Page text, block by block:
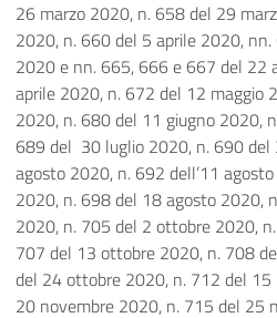
26 marzo 2020, n. 658 del 29
2020, n. 660 del 5 aprile 2020,
2020 e nn. 665, 666 e 667 del 22
aprile 2020, n. 672 del 12 maggio
2020, n. 680 del 11 giugno 2020,
689 del 30 luglio 2020, n. 690
agosto 2020, n. 692 dell’11
2020, n. 698 del 18 agosto 2020,
2020, n. 705 del 2 ottobre 2020,
707 del 13 ottobre 2020, n. 708
del 24 ottobre 2020, n. 712 del
20 novembre 2020, n. 715 del 25